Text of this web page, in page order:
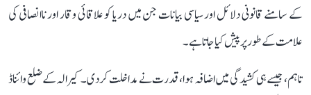
کے سامنے قانونی دلائل اور سیاسی بیانات جن میں دریا کو علاقائی وقار اور ناانصافی کی
علامت کے طور پر پیش کیا جاتا ہے۔
تاہم، جیسے ہی کشیدگی میں اضافہ ہوا، قدرت نے مداخلت کر دی۔ کیرالہ کے ضلع وائناڈ